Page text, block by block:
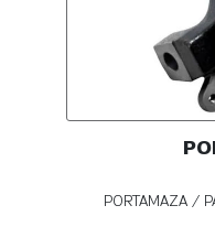
PORTAMAZA /